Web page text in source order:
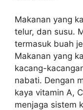
Makanan yang
telur, dan susu.
termasuk buah
Makanan yang
kacang-
nabati. Dengan
kaya vitamin A,
menjaga sistem